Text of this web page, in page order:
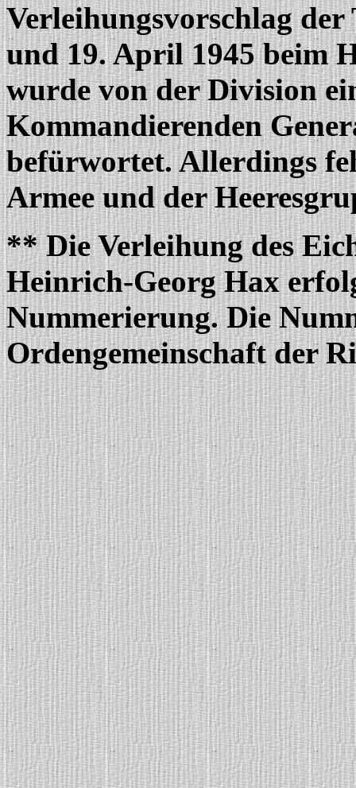
Verleihungsvorschlag der
und 19. April 1945 beim
wurde von der Division
Kommandierenden
befürwortet. Allerdings
Armee und der
** Die Verleihung des
Heinrich-Georg Hax
Nummerierung. Die
Ordengemeinschaft der